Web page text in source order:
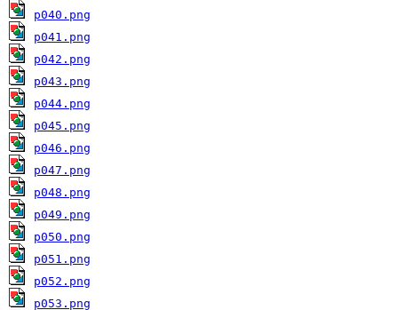
p040.png
p041.png
p042.png
p043.png
p044.png
p045.png
p046.png
p047.png
p048.png
p049.png
p050.png
p051.png
p052.png
p053.png